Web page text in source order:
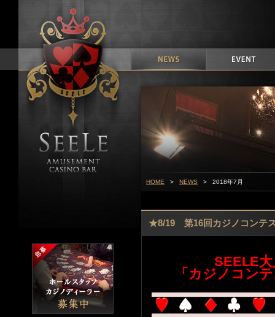
HOME > NEWS > 2018年7月
★8/19 第16回カジノコンテ
SEELE
「カジノコン